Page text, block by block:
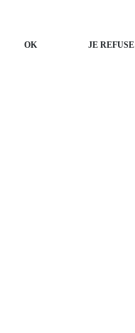
OK JE REFUSE